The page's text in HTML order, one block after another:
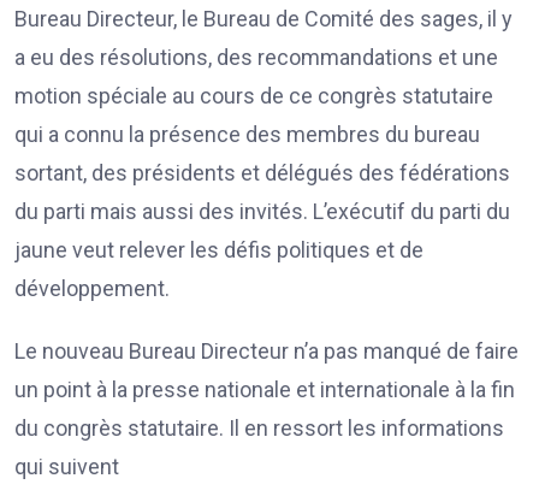
Bureau Directeur, le Bureau de Comité des sages, il y
a eu des résolutions, des recommandations et une
motion spéciale au cours de ce congrès statutaire
qui a connu la présence des membres du bureau
sortant, des présidents et délégués des fédérations
du parti mais aussi des invités. L’exécutif du parti du
jaune veut relever les défis politiques et de
développement.
Le nouveau Bureau Directeur n’a pas manqué de faire
un point à la presse nationale et internationale à la fin
du congrès statutaire. Il en ressort les informations
qui suivent